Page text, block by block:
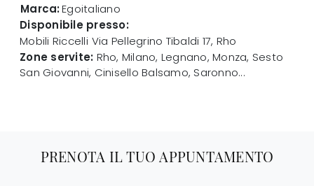
Marca:Egoitaliano
Disponibile presso:
Mobili Riccelli Via Pellegrino Tibaldi 17, Rho
Zone servite: Rho, Milano, Legnano, Monza, Sesto
San Giovanni, Cinisello Balsamo, Saronno...
PRENOTA IL TUO APPUNTAMENTO